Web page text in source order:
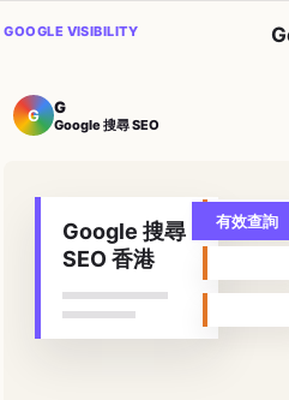
GOOGLE VISIBILITY
G G
Google 搜尋 SEO
Google 搜尋
SEO 香港
有效查詢